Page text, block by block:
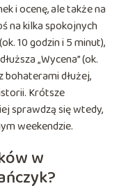
i ocenę, ale także na
na kilka spokojnych
10 godzin i 5 minut),
„Wycena” (ok.
bohaterami dłużej,
Krótsze
sprawdzą się wtedy,
weekendzie.
w